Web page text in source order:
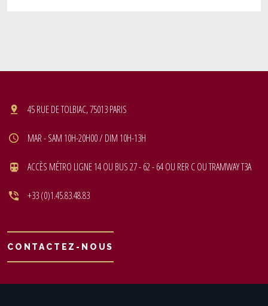
45 RUE DE TOLBIAC, 75013 PARIS
MAR - SAM 10H-20H00 / DIM 10H-13H
ACCÈS MÉTRO LIGNE 14 OU BUS 27 - 62 - 64 OU RER C OU TRAMWAY T3A
+33 (0)1.45.83.48.83
CONTACTEZ-NOUS